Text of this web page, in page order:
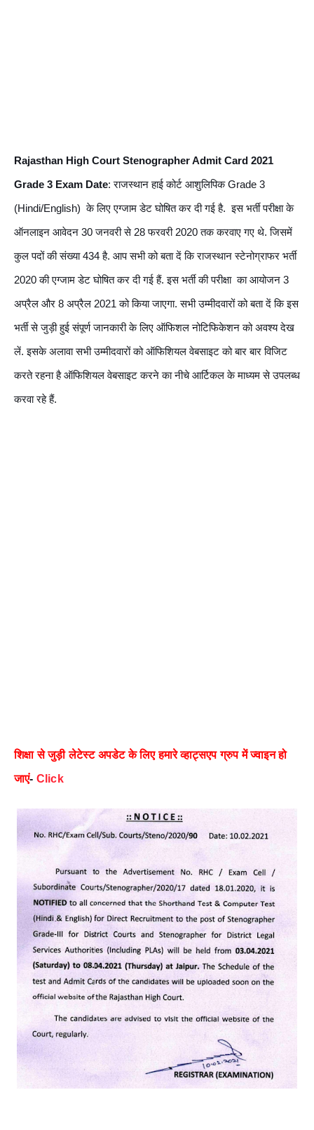
Rajasthan High Court Stenographer Admit Card 2021
Grade 3 Exam Date: राजस्थान हाई कोर्ट आशुलिपिक Grade 3
(Hindi/English)  के लिए एग्जाम डेट घोषित कर दी गई है.  इस भर्ती परीक्षा के
ऑनलाइन आवेदन 30 जनवरी से 28 फरवरी 2020 तक करवाए गए थे. जिसमें
कुल पदों की संख्या 434 है. आप सभी को बता दें कि राजस्थान स्टेनोग्राफर भर्ती
2020 की एग्जाम डेट घोषित कर दी गई हैं. इस भर्ती की परीक्षा  का आयोजन 3
अप्रैल और 8 अप्रैल 2021 को किया जाएगा. सभी उम्मीदवारों को बता दें कि इस
भर्ती से जुड़ी हुई संपूर्ण जानकारी के लिए ऑफिशल नोटिफिकेशन को अवश्य देख
लें. इसके अलावा सभी उम्मीदवारों को ऑफिशियल वेबसाइट को बार बार विजिट
करते रहना है ऑफिशियल वेबसाइट करने का नीचे आर्टिकल के माध्यम से उपलब्ध
करवा रहे हैं.
शिक्षा से जुड़ी लेटेस्ट अपडेट के लिए हमारे व्हाट्सएप ग्रुप में ज्वाइन हो
जाएं- Click